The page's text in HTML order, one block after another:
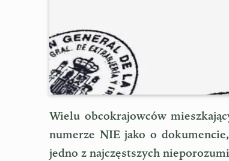
Wielu obcokrajowców
numerze NIE jako o
jedno z najczęstszych